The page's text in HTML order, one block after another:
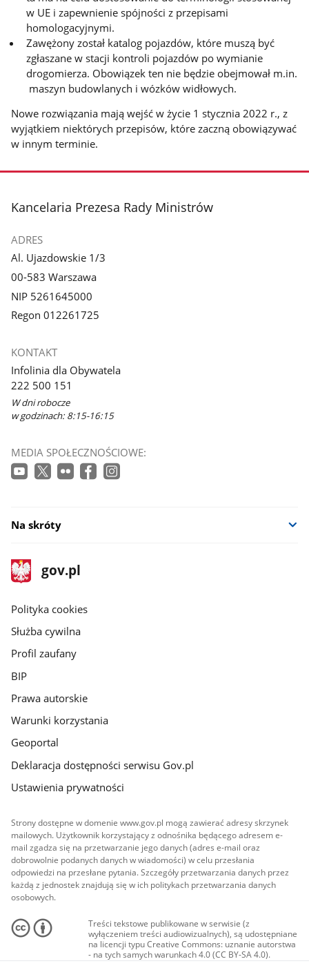
w UE i zapewnienie spójności z przepisami
homologacyjnymi.
Zawężony został katalog pojazdów, które muszą być
zgłaszane w stacji kontroli pojazdów po wymianie
drogomierza. Obowiązek ten nie będzie obejmował m.in.
maszyn budowlanych i wózków widłowych.
Nowe rozwiązania mają wejść w życie 1 stycznia 2022 r., z
wyjątkiem niektórych przepisów, które zaczną obowiązywać
w innym terminie.
stopka
Kancelaria Prezesa Rady Ministrów
ADRES
Al. Ujazdowskie 1/3
00-583 Warszawa
NIP 5261645000
Regon 012261725
KONTAKT
Infolinia dla Obywatela
222 500 151
W dni robocze
w godzinach: 8:15-16:15
MEDIA SPOŁECZNOŚCIOWE:
Na skróty
stopka
gov.pl
Strona
gov.pl
gov.pl
Polityka cookies
Służba cywilna
Profil zaufany
BIP
Prawa autorskie
Warunki korzystania
Geoportal
Deklaracja dostępności serwisu Gov.pl
Ustawienia prywatności
Strony dostępne w domenie www.gov.pl mogą zawierać adresy skrzynek
mailowych. Użytkownik korzystający z odnośnika będącego adresem e-
mail zgadza się na przetwarzanie jego danych (adres e-mail oraz
dobrowolnie podanych danych w wiadomości) w celu przesłania
odpowiedzi na przesłane pytania. Szczegóły przetwarzania danych przez
każdą z jednostek znajdują się w ich politykach przetwarzania danych
osobowych.
Treści tekstowe publikowane w serwisie (z
wyłączeniem treści audiowizualnych), są udostępniane
na licencji typu Creative Commons: uznanie autorstwa
- na tych samych warunkach 4.0 (CC BY-SA 4.0).
Materiały audiowizualne, w tym zdjęcia, materiały